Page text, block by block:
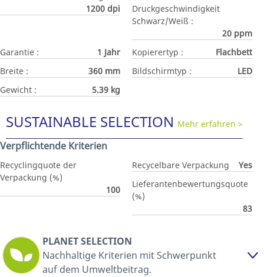
1200 dpi
Druckgeschwindigkeit
Schwarz/Weiß :
20 ppm
Garantie :
1 Jahr Kopierertyp :
Flachbett
Breite :
360 mm Bildschirmtyp :
LED
Gewicht :
5.39 kg
SUSTAINABLE SELECTION Mehr erfahren >
Verpflichtende Kriterien
Recyclingquote der
Verpackung (%)
100
Recycelbare Verpackung
Yes
Lieferantenbewertungsquote
(%)
83
PLANET SELECTION
Nachhaltige Kriterien mit Schwerpunkt
auf dem Umweltbeitrag.